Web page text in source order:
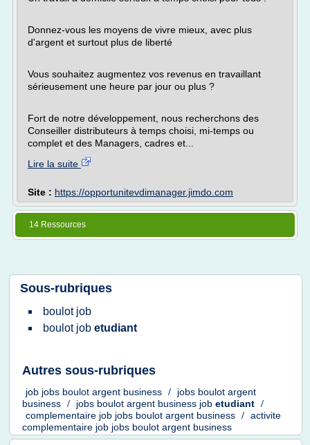
Donnez-vous les moyens de vivre mieux, avec plus
d'argent et surtout plus de liberté
Vous souhaitez augmentez vos revenus en travaillant
sérieusement une heure par jour ou plus ?
Fort de notre développement, nous recherchons des
Conseiller distributeurs à temps choisi, mi-temps ou
complet et des Managers, cadres et...
Lire la suite
Site : https://opportunitevdimanager.jimdo.com
14 Ressources
Sous-rubriques
boulot job
boulot job etudiant
Autres sous-rubriques
job jobs boulot argent business /
jobs boulot argent
business / jobs boulot argent business job etudiant /
complementaire job jobs boulot argent business / activite
complementaire job jobs boulot argent business